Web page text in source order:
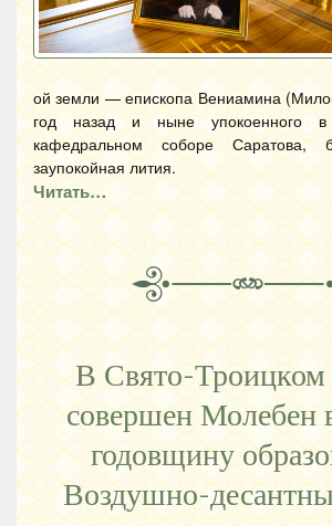
ой земли — епископа Вениамина
год назад и ныне упокоенного в
кафедральном соборе Саратова,
заупокойная лития.
Читать…
В Свято-Троицком
совершен
годовщину
Воздушно-